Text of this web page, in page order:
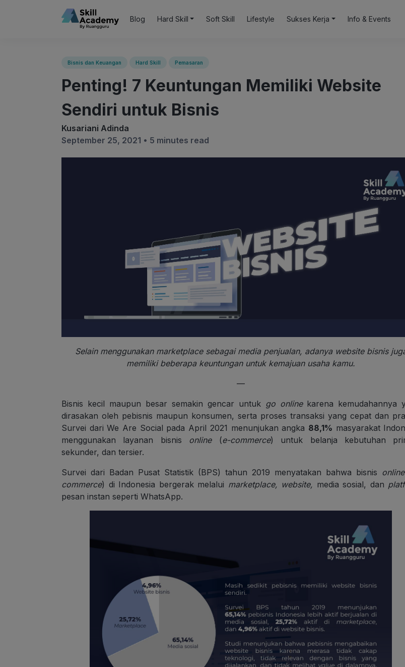
Blog Hard Skill Soft Skill Lifestyle Sukses Kerja Info & Events
Bisnis dan Keuangan Hard Skill Pemasaran
Penting! 7 Keuntungan Memiliki Website
Sendiri untuk Bisnis
Kusariani Adinda
September 25, 2021 • 5 minutes read
Selain menggunakan marketplace sebagai media penjualan, adanya website bisnis
memiliki beberapa keuntungan untuk kemajuan usaha kamu.
—
Bisnis kecil maupun besar semakin gencar untuk go onlinekarena kemudahannya
dirasakan oleh pebisnis maupun konsumen, serta proses transaksi yang cepat dan
Survei dari We Are Social pada April 2021 menunjukan angka 88,1% masyarakat
menggunakan layanan bisnis online (e-commerce) untuk belanja kebutuhan
sekunder, dan tersier.
Survei dari Badan Pusat Statistik (BPS) tahun 2019 menyatakan bahwa bisnis online
commerce) di Indonesia bergerak melalui marketplace, website, media sosial, dan
pesan instan seperti WhatsApp.